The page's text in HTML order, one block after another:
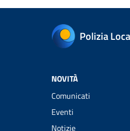
Polizia
NOVITÀ
Comunicati
Eventi
Notizie